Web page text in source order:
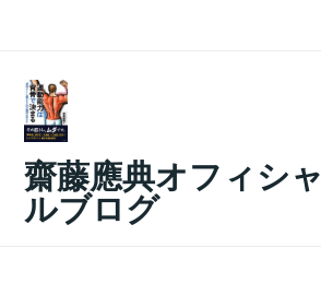
齋藤應典オフィシャ
ルブログ